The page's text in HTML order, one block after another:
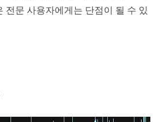
전문 사용자에게는 단점이 될 수 있